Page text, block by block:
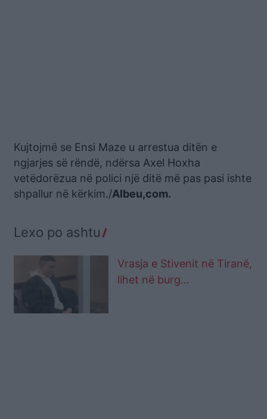
Kujtojmë se Ensi Maze u arrestua ditën e
ngjarjes së rëndë, ndërsa Axel Hoxha
vetëdorëzua në polici një ditë më pas pasi ishte
shpallur në kërkim./Albeu,com.
Lexo po ashtu
Vrasja e Stivenit në Tiranë,
lihet në burg